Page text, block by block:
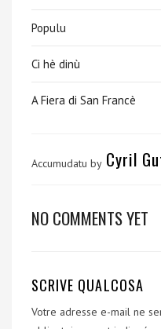
Populu
Ci hè dinù
A Fiera di San Francè
Accumudatu by Cyril
NO COMMENTS YET
SCRIVE QUALCOSA
Votre adresse e-mail ne